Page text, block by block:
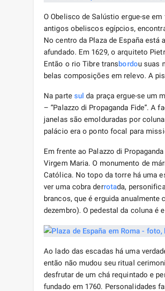
O Obelisco de Salústio ergue-se
antigos obeliscos egípcios,
No centro da Plaza de España
afundado. Em 1629, o arquiteto
Então o rio Tibre transbordou suas
belas composições em relevo. A
Na parte sul da praça ergue-se um
– “Palazzo di Propaganda Fide”. A
janelas são emolduradas por
palácio era o ponto focal para
Em frente ao Palazzo di
Virgem Maria. O monumento de
Católica. No topo da torre há uma
ver uma cobra derrotada,
brancos, que é erguida
dezembro). O pedestal da coluna é
Ao lado das escadas há uma
então não mudou seu ritual
desfrutar de um chá requintado e
fundado em 1760. Personalidades